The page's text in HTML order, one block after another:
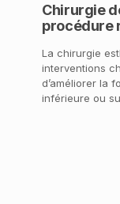
Chirurgie
procédure
La chirurgie
interventions
d’améliorer la
inférieure ou